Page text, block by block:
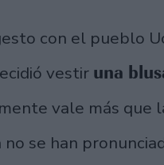
con el pueblo
vestir una
vale más que
se han